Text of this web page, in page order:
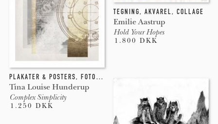
dadaisterne og surrealisterne; ved kombination af
fotografier udvikledes den beslægtede fotomontage.
PLAKATER & POSTERS, FOTOGRAFI,
Tina Louise Hunderup
Complex Simplicity
1.250 DKK
TEGNING, AKVAREL, COLLAGE
Emilie Aastrup
Hold Your Hopes
1.800 DKK